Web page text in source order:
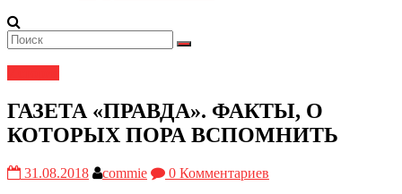
ГАЗЕТА «ПРАВДА». ФАКТЫ, О
КОТОРЫХ ПОРА ВСПОМНИТЬ
31.08.2018 commie
0 Комментариев